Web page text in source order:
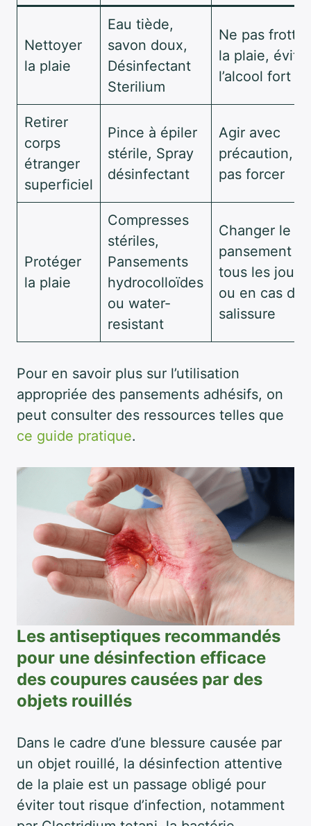
Nettoyer
la plaie
Eau tiède,
savon doux,
Désinfectant
Sterilium
Ne pas frotter
la plaie, éviter
l’alcool fort
Retirer
corps
étranger
superficiel
Pince à épiler
stérile, Spray
désinfectant
Agir avec
précaution,
pas forcer
Protéger
la plaie
Compresses
stériles,
Pansements
hydrocolloïdes
ou water-
resistant
Changer le
pansement
tous les jours
ou en cas de
salissure
Pour en savoir plus sur l’utilisation
appropriée des pansements adhésifs, on
peut consulter des ressources telles que
ce guide pratique.
Les antiseptiques recommandés
pour une désinfection efficace
des coupures causées par des
objets rouillés
Dans le cadre d’une blessure causée par
un objet rouillé, la désinfection attentive
de la plaie est un passage obligé pour
éviter tout risque d’infection, notamment